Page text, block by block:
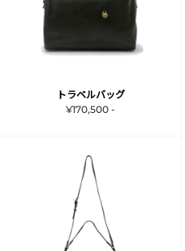
トラベルバッグ
¥170,500 -